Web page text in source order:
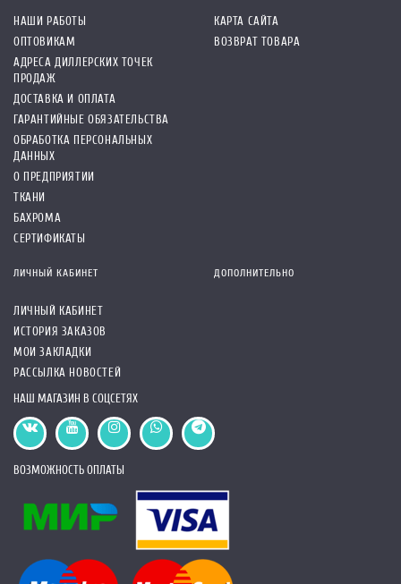
НАШИ РАБОТЫ
ОПТОВИКАМ
АДРЕСА ДИЛЛЕРСКИХ ТОЧЕК
ПРОДАЖ
ДОСТАВКА И ОПЛАТА
ГАРАНТИЙНЫЕ ОБЯЗАТЕЛЬСТВА
ОБРАБОТКА ПЕРСОНАЛЬНЫХ
ДАННЫХ
О ПРЕДПРИЯТИИ
ТКАНИ
БАХРОМА
СЕРТИФИКАТЫ
КАРТА САЙТА
ВОЗВРАТ ТОВАРА
ЛИЧНЫЙ КАБИНЕТ
ЛИЧНЫЙ КАБИНЕТ
ИСТОРИЯ ЗАКАЗОВ
МОИ ЗАКЛАДКИ
РАССЫЛКА НОВОСТЕЙ
ДОПОЛНИТЕЛЬНО
НАШ МАГАЗИН В СОЦСЕТЯХ
ВОЗМОЖНОСТЬ ОПЛАТЫ